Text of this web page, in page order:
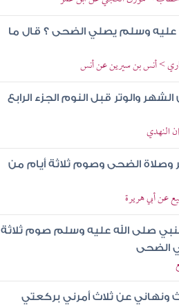
عليه وسلم يصلي الضحى ؟ قال ما
> أنس بن سيرين عن أنس
والوتر قبل النوم الجزء الرابع
النهدي
وصلاة الضحى وصوم ثلاثة أيام من
عن أبي هريرة
صلى الله عليه وسلم صوم ثلاثة
الضحى
ونهاني عن ثلاث أمرني بركعتي